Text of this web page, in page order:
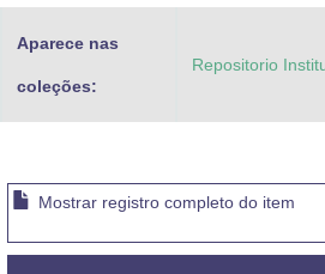
Aparece nas
coleções:
Repositorio
Mostrar registro completo do item